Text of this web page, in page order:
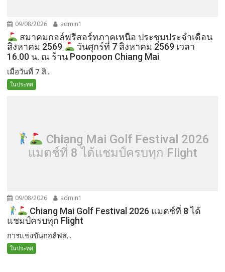
09/08/2026 admin1
สมาคมกอล์ฟรีสอร์ทภาคเหนือ ประชุมประจำเดือน
สิงหาคม 2569
วันศุกร์ที่ 7 สิงหาคม 2569 เวลา
16.00 น. ณ ร้าน Poonpoon Chiang Mai
เมื่อวันที่ 7 สิ...
ในประทศ
Chiang Mai Golf Festival 2026
แมตช์ที่ 8 ได้แชมป์ครบทุก Flight
09/08/2026 admin1
Chiang Mai Golf Festival 2026 แมตช์ที่ 8 ได้
แชมป์ครบทุก Flight
การแข่งขันกอล์ฟส...
ในประทศ